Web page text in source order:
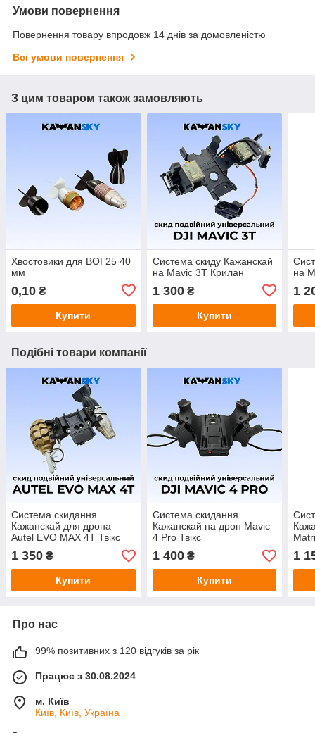
Умови повернення
Повернення товару впродовж 14 днів за домовленістю
Всі умови повернення
З цим товаром також замовляють
Хвостовики для ВОГ25 40
мм
0,10 ₴
Купити
Система скиду Кажанскай
на Mavic 3T Крилан
1 300₴
Купити
на
1
Подібні товари компанії
Система скидання
Кажанскай для дрона
Autel EVO MAX 4T Твікс
1 350 ₴
Купити
Система скидання
Кажанскай на дрон Mavic
4 Pro Твікс
1 400₴
Купити
1
Про нас
99% позитивних з 120 відгуків за рік
Працює з 30.08.2024
м. Київ
Київ, Київ, Україна